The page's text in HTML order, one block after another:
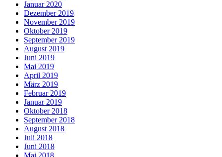
Januar 2020
Dezember 2019
November 2019
Oktober 2019
September 2019
August 2019
Juni 2019
Mai 2019
April 2019
März 2019
Februar 2019
Januar 2019
Oktober 2018
September 2018
August 2018
Juli 2018
Juni 2018
Mai 2018